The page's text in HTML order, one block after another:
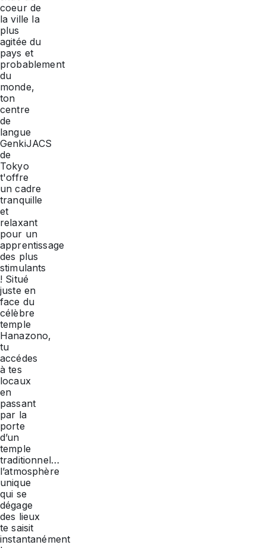
coeur de
la ville la
plus
agitée du
pays et
probablement
du
monde,
ton
centre
de
langue
GenkiJACS
de
Tokyo
t'offre
un cadre
tranquille
et
relaxant
pour un
apprentissage
des plus
stimulants
! Situé
juste en
face du
célèbre
temple
Hanazono,
tu
accédes
à tes
locaux
en
passant
par la
porte
d’un
temple
traditionnel…
l’atmosphère
unique
qui se
dégage
des lieux
te saisit
instantanément